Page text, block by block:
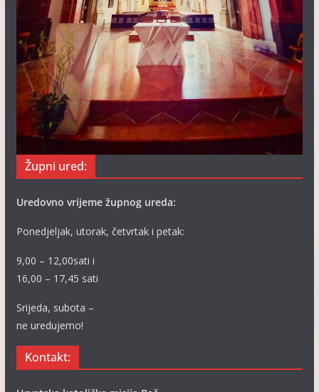
Župni ured:
Uredovno vrijeme župnog ureda:
Ponedjeljak, utorak, četvrtak i petak:
9,00 – 12,00sati i
16,00 – 17,45 sati
Srijeda, subota –
ne uredujemo!
Kontakt: